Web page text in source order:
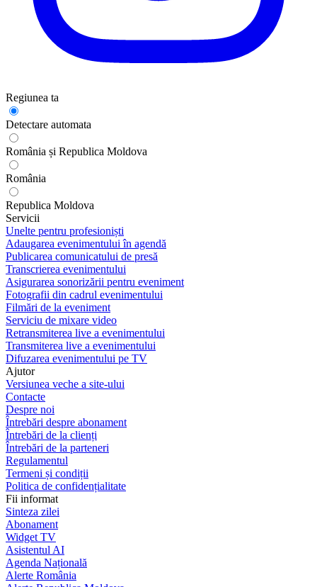
Regiunea ta
Detectare automata
România și Republica Moldova
România
Republica Moldova
Servicii
Unelte pentru profesioniști
Adaugarea evenimentului în agendă
Publicarea comunicatului de presă
Transcrierea evenimentului
Asigurarea sonorizării pentru eveniment
Fotografii din cadrul evenimentului
Filmări de la eveniment
Serviciu de mixare video
Retransmiterea live a evenimentului
Transmiterea live a evenimentului
Difuzarea evenimentului pe TV
Ajutor
Versiunea veche a site-ului
Contacte
Despre noi
Întrebări despre abonament
Întrebări de la clienți
Întrebări de la parteneri
Regulamentul
Termeni și condiții
Politica de confidențialitate
Fii informat
Sinteza zilei
Abonament
Widget TV
Asistentul AI
Agenda Națională
Alerte România